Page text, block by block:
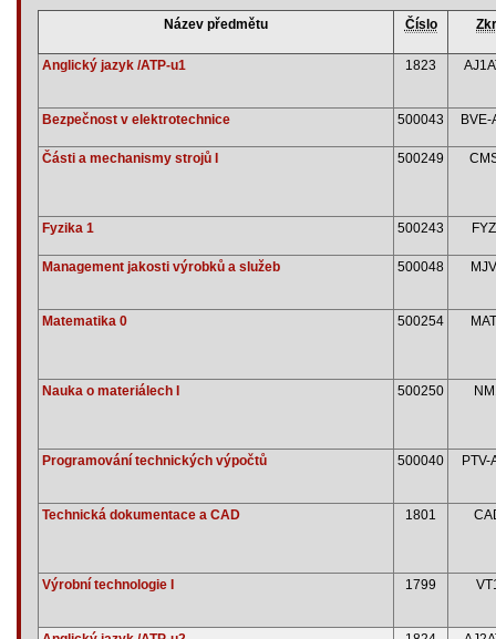
Název předmětu Číslo
Anglický jazyk /ATP-u1 1823
Bezpečnost v elektrotechnice 500043 BVE-
Části a mechanismy strojů I 500249
Fyzika 1 500243
Management jakosti výrobků a služeb 500048
Matematika 0 500254
Nauka o materiálech I 500250
Programování technických výpočtů 500040 PTV-
Technická dokumentace a CAD 1801
Výrobní technologie I 1799